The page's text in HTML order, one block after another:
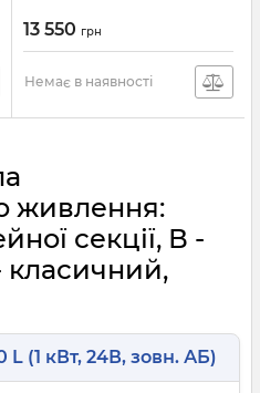
13 550 грн
Немає в наявності
живлення:
секції, В -
класичний,
(1 кВт, 24В, зовн. АБ)